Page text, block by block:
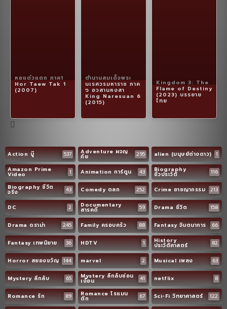
หอแต๋วแตก ภาค1
Hor Taew Tak 1
(2007)
ตำนานสมเด็จพระ
นเรศวรมหาราช ภาค
๖ อวสานหงสา
King Naresuan 6
(2015)
Kingdom 3: The
Flame of Destiny
(2023) บรรยาย
ไทย
Action บู๊ 537 Adventure ผจญ
ภัย 295 alien (มนุษย์ต่างดาว) 1
Amazon Prime
Video 1 Animation การ์ตูน 43 Biography
ชีวประวัติ
116
Biography ชีวิต
จริง 43 Comedy ตลก 252 Crime อาชญากรรม 213
DC 2 Documentary
สารคดี 59 Drama ชีวิต 158
Drama ดราม่า 245 Family ครอบครัว 88 Fantasy จินตนาการ 66
Fantasy เทพนิยาย 36 HDTV 1 History
ประวัติศาสตร์ 82
Horror สยองขวัญ 144 marvel 2 Musical เพลง 63
Mystery ลึกลับ 65 Mystery ลึกลับซ่อน
เงื่อน 41 netflix 8
Romance รัก 89 Romance โรแมน
ติก 67 Sci-Fi วิทยาศาสตร์ 122